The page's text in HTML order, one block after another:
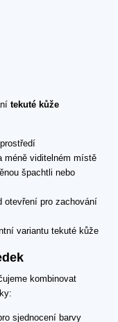
tekuté kůže
méně viditelném místě
špachtli nebo
otevření pro zachování
variantu tekuté kůže
kombinovat
sjednocení barvy